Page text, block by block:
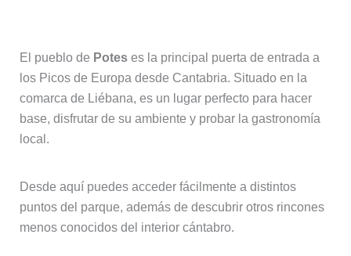
El pueblo de Poteses la principal puerta de entrada a
los Picos de Europa desde Cantabria. Situado en la
comarca de Liébana, es un lugar perfecto para hacer
base, disfrutar de su ambiente y probar la gastronomía
local.
Desde aquí puedes acceder fácilmente a distintos
puntos del parque, además de descubrir otros rincones
menos conocidos del interior cántabro.